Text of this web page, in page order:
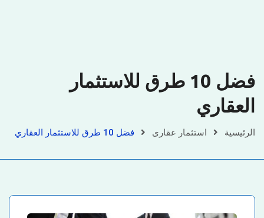
فضل 10 طرق للاستثمار
العقاري
الرئيسية استثمار عقارى فضل 10 طرق للاستثمار العقاري